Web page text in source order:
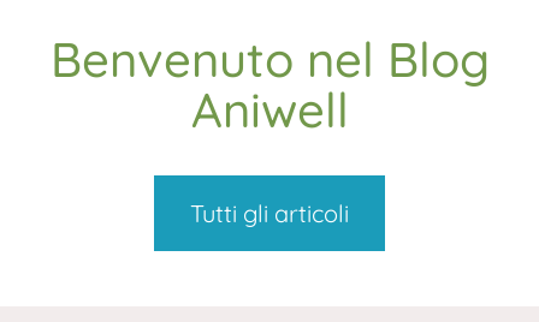
Benvenuto nel Blog
Aniwell
Tutti gli articoli